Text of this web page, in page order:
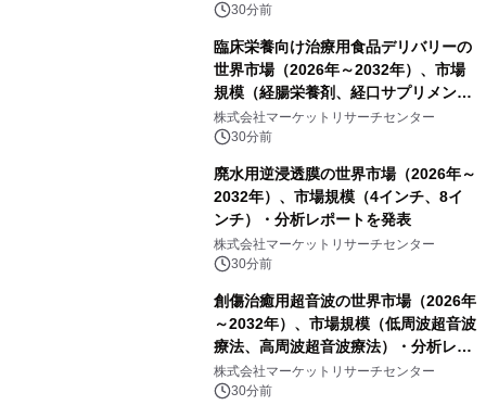
30分前
臨床栄養向け治療用食品デリバリーの
世界市場（2026年～2032年）、市場
規模（経腸栄養剤、経口サプリメン
ト）・分析レポートを発表
株式会社マーケットリサーチセンター
30分前
廃水用逆浸透膜の世界市場（2026年～
2032年）、市場規模（4インチ、8イ
ンチ）・分析レポートを発表
株式会社マーケットリサーチセンター
30分前
創傷治癒用超音波の世界市場（2026年
～2032年）、市場規模（低周波超音波
療法、高周波超音波療法）・分析レポ
ートを発表
株式会社マーケットリサーチセンター
30分前